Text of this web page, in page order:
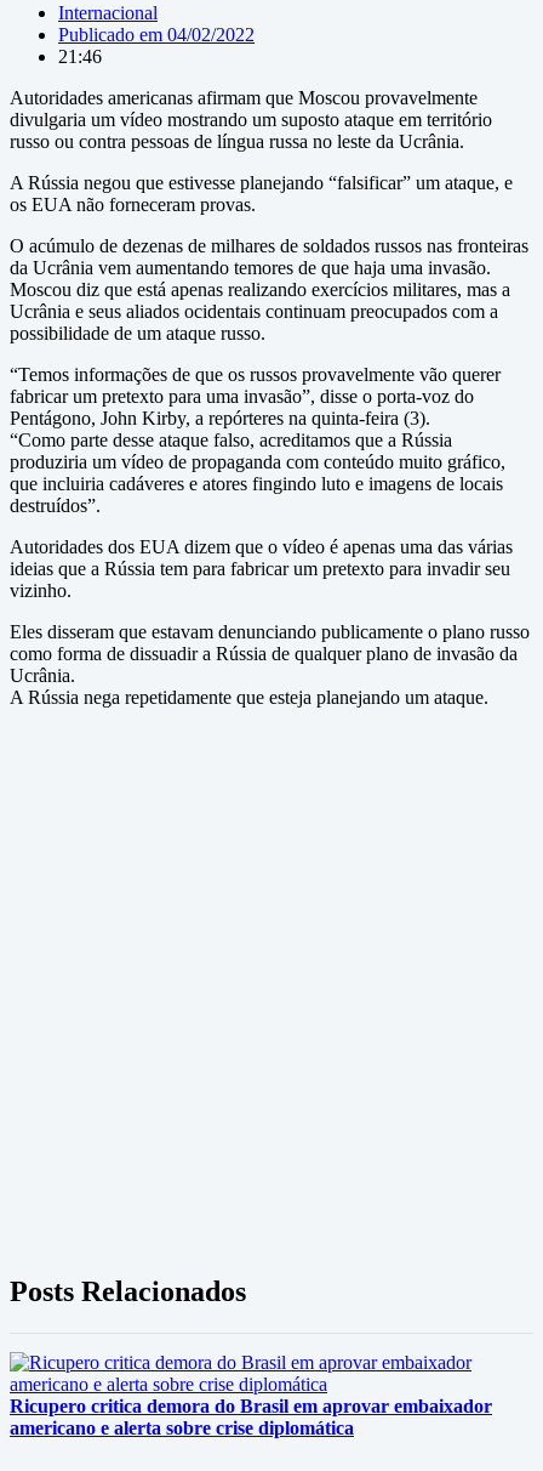
Internacional
Publicado em 04/02/2022
21:46
Autoridades americanas afirmam que Moscou provavelmente
divulgaria um vídeo mostrando um suposto ataque em território
russo ou contra pessoas de língua russa no leste da Ucrânia.
A Rússia negou que estivesse planejando “falsificar” um ataque, e
os EUA não forneceram provas.
O acúmulo de dezenas de milhares de soldados russos nas fronteiras
da Ucrânia vem aumentando temores de que haja uma invasão.
Moscou diz que está apenas realizando exercícios militares, mas a
Ucrânia e seus aliados ocidentais continuam preocupados com a
possibilidade de um ataque russo.
“Temos informações de que os russos provavelmente vão querer
fabricar um pretexto para uma invasão”, disse o porta-voz do
Pentágono, John Kirby, a repórteres na quinta-feira (3).
“Como parte desse ataque falso, acreditamos que a Rússia
produziria um vídeo de propaganda com conteúdo muito gráfico,
que incluiria cadáveres e atores fingindo luto e imagens de locais
destruídos”.
Autoridades dos EUA dizem que o vídeo é apenas uma das várias
ideias que a Rússia tem para fabricar um pretexto para invadir seu
vizinho.
Eles disseram que estavam denunciando publicamente o plano russo
como forma de dissuadir a Rússia de qualquer plano de invasão da
Ucrânia.
A Rússia nega repetidamente que esteja planejando um ataque.
Posts Relacionados
Ricupero critica demora do Brasil em aprovar embaixador
americano e alerta sobre crise diplomática